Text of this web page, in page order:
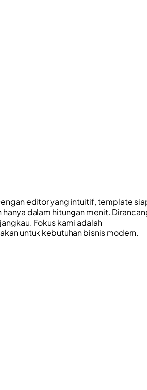
editor yang intuitif, template
dalam hitungan menit.
Fokus kami adalah
untuk kebutuhan bisnis modern.